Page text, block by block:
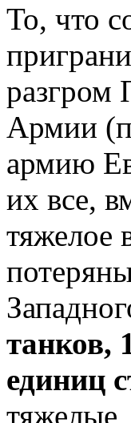
То, что
разгром
Армии
армию
их все,
тяжелое
танков,
единиц